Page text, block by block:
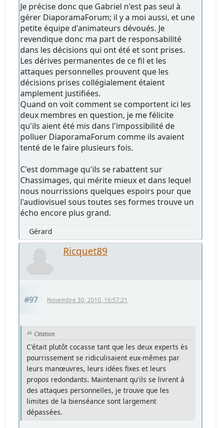
Je précise donc que Gabriel n'est pas seul à
gérer DiaporamaForum; il y a moi aussi, et une
petite équipe d'animateurs dévoués. Je
revendique donc ma part de responsabilité
dans les décisions qui ont été et sont prises.
Les dérives permanentes de ce fil et les
attaques personnelles prouvent que les
décisions prises collégialement étaient
amplement justifiées.
Quand on voit comment se comportent ici les
deux membres en question, je me félicite
qu'ils aient été mis dans l'impossibilité de
polluer DiaporamaForum comme ils avaient
tenté de le faire plusieurs fois.
C'est dommage qu'ils se rabattent sur
Chassimages, qui mérite mieux et dans lequel
nous nourrissions quelques espoirs pour que
l'audiovisuel sous toutes ses formes trouve un
écho encore plus grand.
Gérard
Ricquet89
#97 Novembre 30, 2010, 16:57:21
Citation
C'était plutôt cocasse tant que les deux experts ès
pourrissement se ridiculisaient eux-mêmes par
leurs manœuvres, leurs idées fixes et leurs
propos redondants. Maintenant qu'ils se livrent à
des attaques personnelles, je trouve que les
limites de la bienséance sont largement
dépassées.